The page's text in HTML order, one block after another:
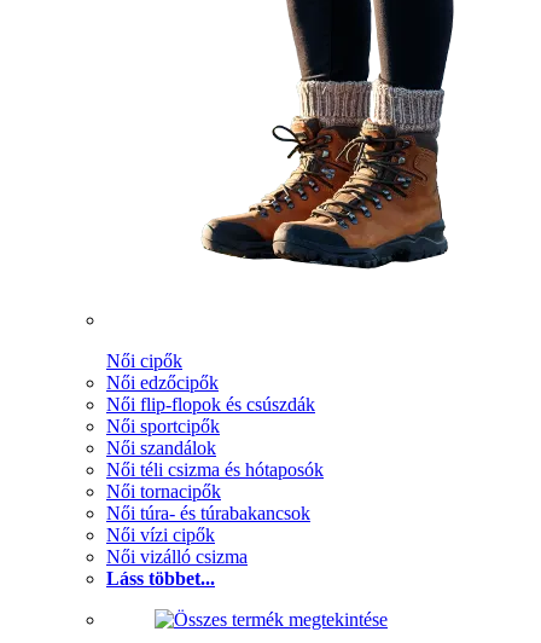
Női cipők
Női edzőcipők
Női flip-flopok és csúszdák
Női sportcipők
Női szandálok
Női téli csizma és hótaposók
Női tornacipők
Női túra- és túrabakancsok
Női vízi cipők
Női vizálló csizma
Láss többet...